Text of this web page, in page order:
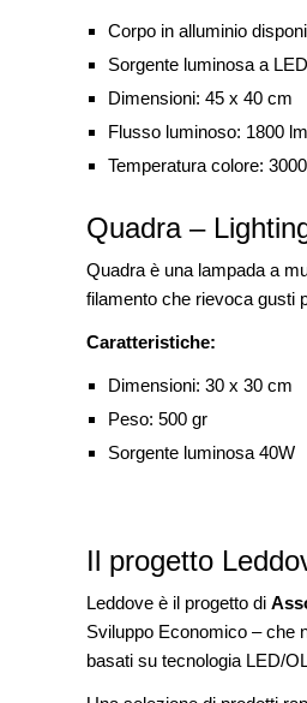
Corpo in alluminio
Sorgente luminosa a
Dimensioni: 45 x 40 cm
Flusso luminoso: 1800 lm
Temperatura colore:
Quadra –
Quadra è una lampada a
filamento che rievoca gusti
Caratteristiche:
Dimensioni: 30 x 30 cm
Peso: 500 gr
Sorgente luminosa 40W
Il progetto
Leddove è il progetto di
Sviluppo Economico – che
basati su tecnologia LED/